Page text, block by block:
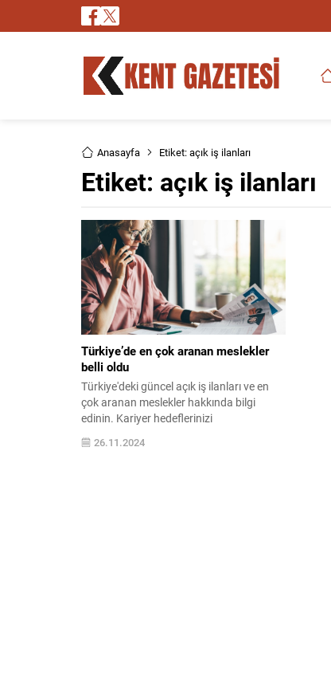
Anasayfa Etiket: açık iş ilanları
Etiket: açık iş ilanları
Türkiye’de en çok aranan meslekler
belli oldu
Türkiye'deki güncel açık iş ilanları ve en
çok aranan meslekler hakkında bilgi
edinin. Kariyer hedeflerinizi
gerçekleştirmek için fırsatları keşfedin ve
iş dünyasında öne çıkın.
26.11.2024